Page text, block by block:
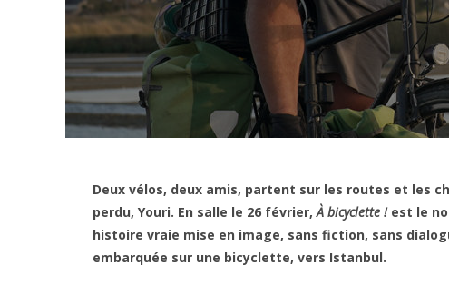
Deux vélos, deux amis, partent sur les routes et les
perdu, Youri. En salle le 26 février,À bicyclette !est le
histoire vraie mise en image, sans fiction, sans
embarquée sur une bicyclette, vers Istanbul.